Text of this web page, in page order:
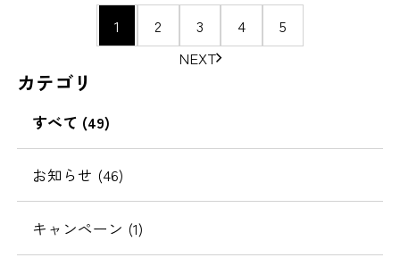
の
1 2 3 4
5
NEXT
カテゴリ
すべて (49)
お知らせ (46)
キャンペーン (1)